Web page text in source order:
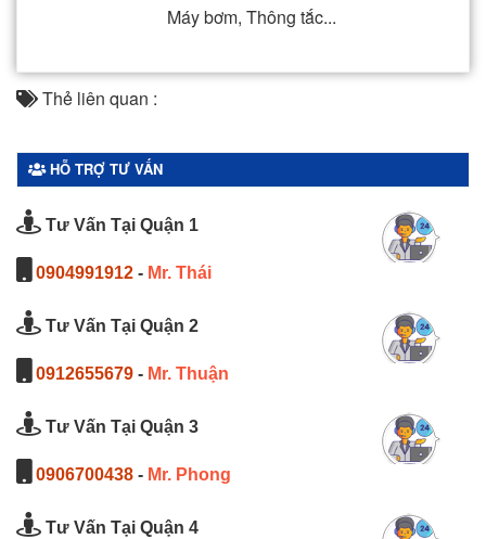
Máy bơm, Thông tắc...
Thẻ liên quan :
HỖ TRỢ TƯ VẤN
Tư Vấn Tại Quận 1
0904991912 - Mr. Thái
Tư Vấn Tại Quận 2
0912655679 - Mr. Thuận
Tư Vấn Tại Quận 3
0906700438 - Mr. Phong
Tư Vấn Tại Quận 4